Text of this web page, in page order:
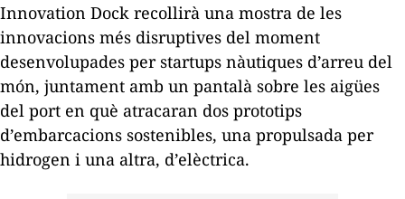
Innovation Dock recollirà una mostra de les
innovacions més disruptives del moment
desenvolupades perstartups nàutiques d’arreu del
món, juntament amb un pantalà sobre les aigües
del port en què atracaran dos prototips
d’embarcacions sostenibles, una propulsada per
hidrogen i una altra, d’elèctrica.